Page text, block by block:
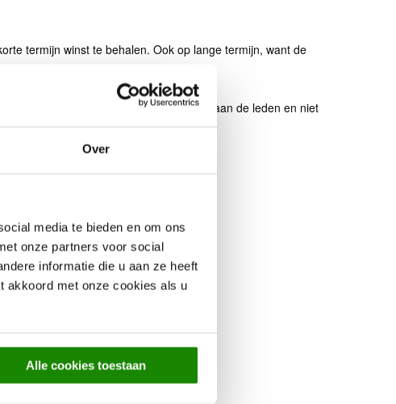
Over
media te bieden en om ons
onze partners voor social
informatie die u aan ze heeft
akkoord met onze cookies als u
Alle cookies toestaan
termijn winst te behalen. Ook op lange termijn, want de
winst wordt voor 100 % uitbetaald aan de leden en niet